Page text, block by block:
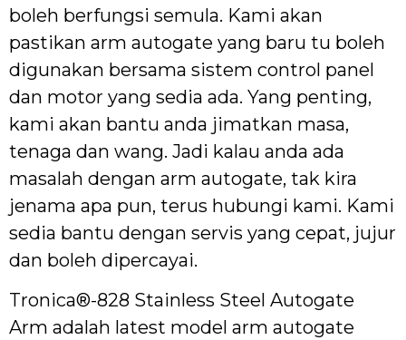
boleh berfungsi semula. Kami akan
pastikan arm autogate yang baru tu boleh
digunakan bersama sistem control panel
dan motor yang sedia ada. Yang penting,
kami akan bantu anda jimatkan masa,
tenaga dan wang. Jadi kalau anda ada
masalah dengan arm autogate, tak kira
jenama apa pun, terus hubungi kami. Kami
sedia bantu dengan servis yang cepat, jujur
dan boleh dipercayai.
Tronica®-828 Stainless Steel Autogate
Arm adalah latest model arm autogate